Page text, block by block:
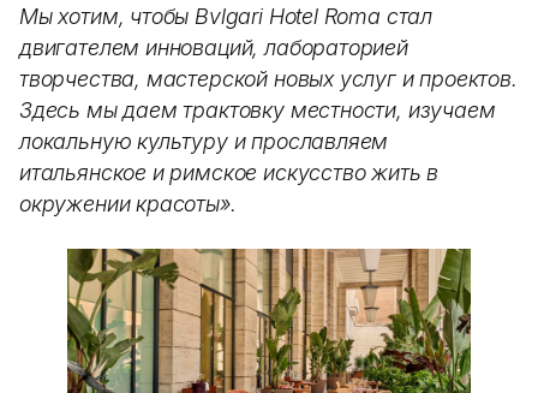
Мы хотим, чтобы Bvlgari Hotel Roma стал
двигателем инноваций, лабораторией
творчества, мастерской новых услуг и проектов.
Здесь мы даем трактовку местности, изучаем
локальную культуру и прославляем
итальянское и римское искусство жить в
окружении красоты».